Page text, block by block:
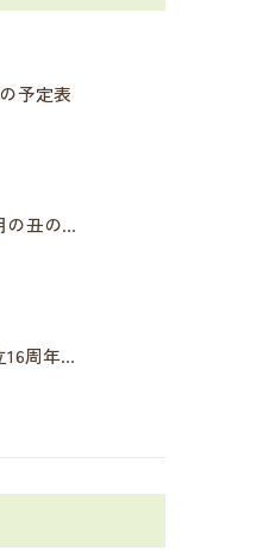
予定表
土用の丑の日
創立16周年イベント